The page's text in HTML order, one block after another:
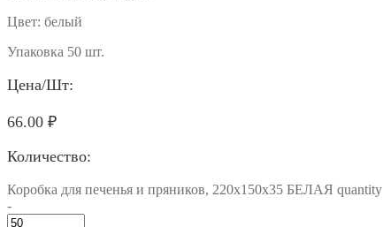
Цвет: белый
Упаковка 50 шт.
Цена/шт:
66.00 ₽
Количество:
Коробка для печенья и пряников, 220х150х35 БЕЛАЯ quantity
-